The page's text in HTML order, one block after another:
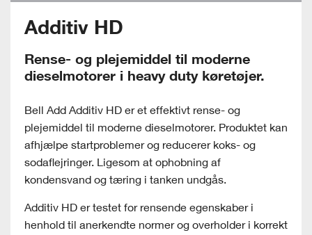
Additiv HD
Rense- og plejemiddel til moderne
dieselmotorer i heavy duty køretøjer.
Bell Add Additiv HD er et effektivt rense- og
plejemiddel til moderne dieselmotorer. Produktet kan
afhjælpe startproblemer og reducerer koks- og
sodaflejringer. Ligesom at ophobning af
kondensvand og tæring i tanken undgås.
Additiv HD er testet for rensende egenskaber i
henhold til anerkendte normer og overholder i korrekt